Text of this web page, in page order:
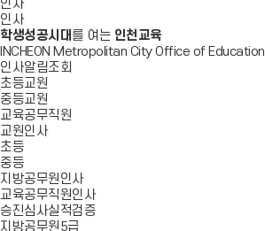
인사
인사
학생성공시대 를 여는 인천교육
INCHEON Metropolitan City Office of Education
인사알림조회
초등교원
중등교원
교육공무직원
교원인사
초등
중등
지방공무원인사
교육공무직원인사
승진심사실적검증
지방공무원5급